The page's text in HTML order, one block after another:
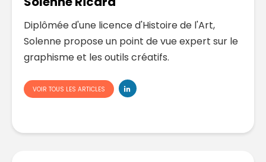
Diplômée d'une licence d'Histoire de l'Art,
Solenne propose un point de vue expert sur le
graphisme et les outils créatifs.
VOIR TOUS LES ARTICLES